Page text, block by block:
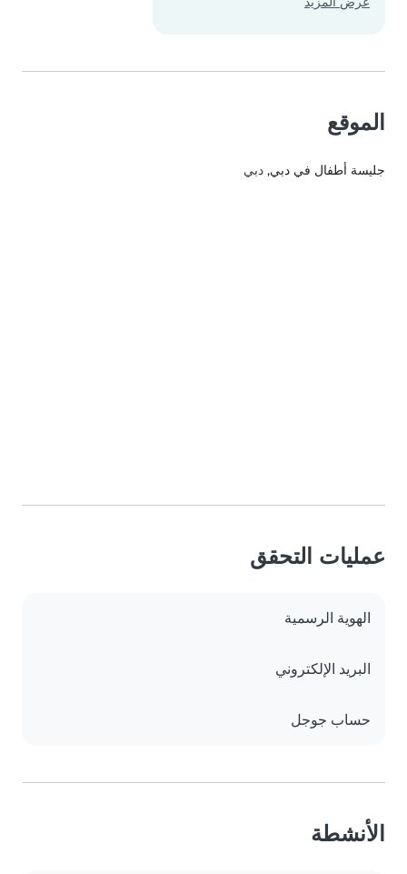
الموقع
جليسة أطفال في دبي, دبي
عمليات التحقق
الهوية الرسمية
البريد الإلكتروني
حساب جوجل
الأنشطة